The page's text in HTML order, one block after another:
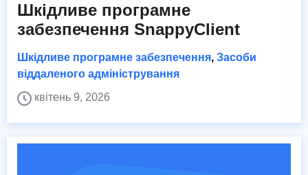
Шкідливе програмне
забезпечення SnappyClient
Шкідливе програмне забезпечення, Засоби
віддаленого адміністрування
квітень 9, 2026